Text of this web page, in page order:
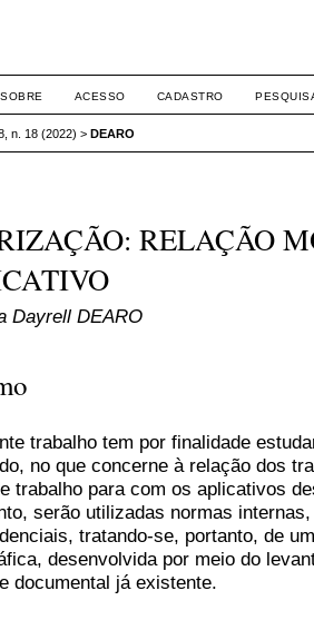
SOBRE ACESSO CADASTRO
n. 18 (2022) > DEARO
RELAÇÃO
Dayrell DEARO
trabalho tem por finalidade
no que concerne à relação dos
trabalho para com os aplicativos
serão utilizadas normas
tratando-se, portanto, de
desenvolvida por meio do
documental já existente.